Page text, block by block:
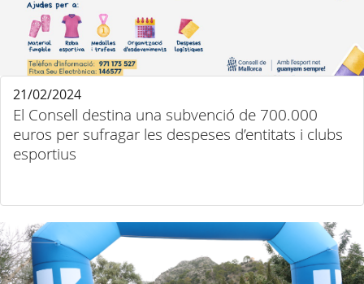
El Consell destina una subvenció de 700.000
euros per sufragar les despeses d’entitats i clubs
esportius
21/02/2024